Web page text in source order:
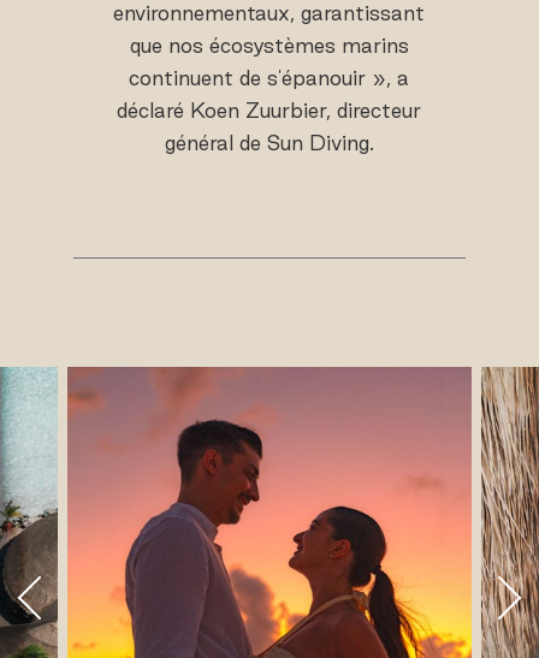
environnementaux, garantissant
que nos écosystèmes marins
continuent de s'épanouir », a
déclaré Koen Zuurbier, directeur
général de Sun Diving.